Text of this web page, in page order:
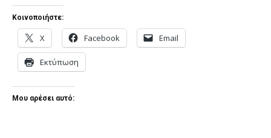
Κοινοποιήστε:
X Facebook Email
Εκτύπωση
Μου αρέσει αυτό: